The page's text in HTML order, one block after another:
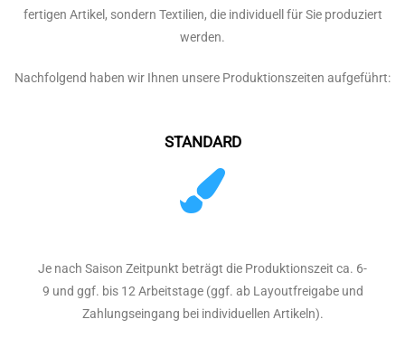
fertigen Artikel, sondern Textilien, die individuell für Sie produziert
werden.
Nachfolgend haben wir Ihnen unsere Produktionszeiten aufgeführt:
STANDARD
Je nach Saison Zeitpunkt beträgt die Produktionszeit ca. 6-
9 und ggf. bis 12 Arbeitstage (ggf. ab Layoutfreigabe und
Zahlungseingang bei individuellen Artikeln).